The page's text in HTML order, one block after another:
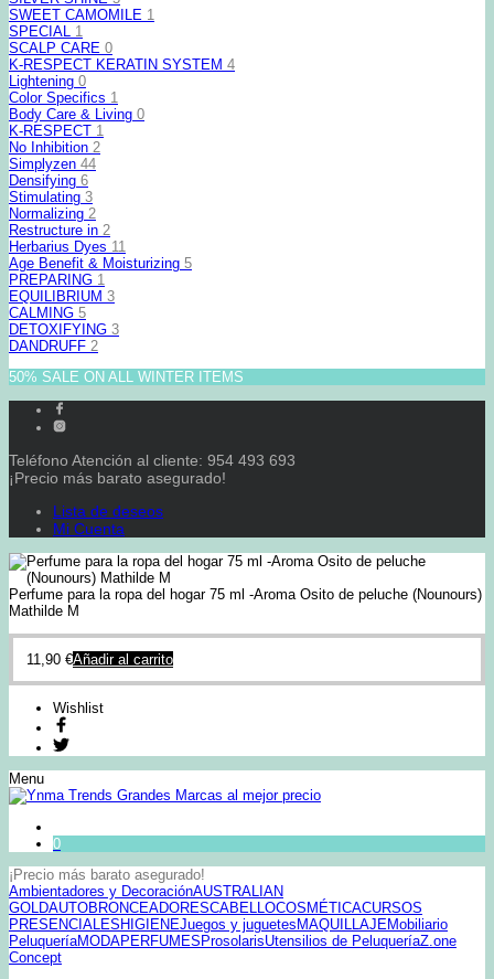
SWEET CAMOMILE 1
SPECIAL 1
SCALP CARE 0
K-RESPECT KERATIN SYSTEM 4
Lightening 0
Color Specifics 1
Body Care & Living 0
K-RESPECT 1
No Inhibition 2
Simplyzen 44
Densifying 6
Stimulating 3
Normalizing 2
Restructure in 2
Herbarius Dyes 11
Age Benefit & Moisturizing 5
PREPARING 1
EQUILIBRIUM 3
CALMING 5
DETOXIFYING 3
DANDRUFF 2
50% SALE ON ALL WINTER ITEMS
Teléfono Atención al cliente: 954 493 693
¡Precio más barato asegurado!
Lista de deseos
Mi Cuenta
Perfume para la ropa del hogar 75 ml -Aroma Osito de peluche (Nounours)
Mathilde M
11,90 €Añadir al carrito
Wishlist
Menu
0
¡Precio más barato asegurado!
Ambientadores y DecoraciónAUSTRALIAN
GOLDAUTOBRONCEADORESCABELLOCOSMÉTICACURSOS
PRESENCIALES HIGIENEJuegos y juguetes MAQUILLAJEMobiliario
PeluqueríaMODAPERFUMES ProsolarisUtensilios de PeluqueríaZ.one
Concept